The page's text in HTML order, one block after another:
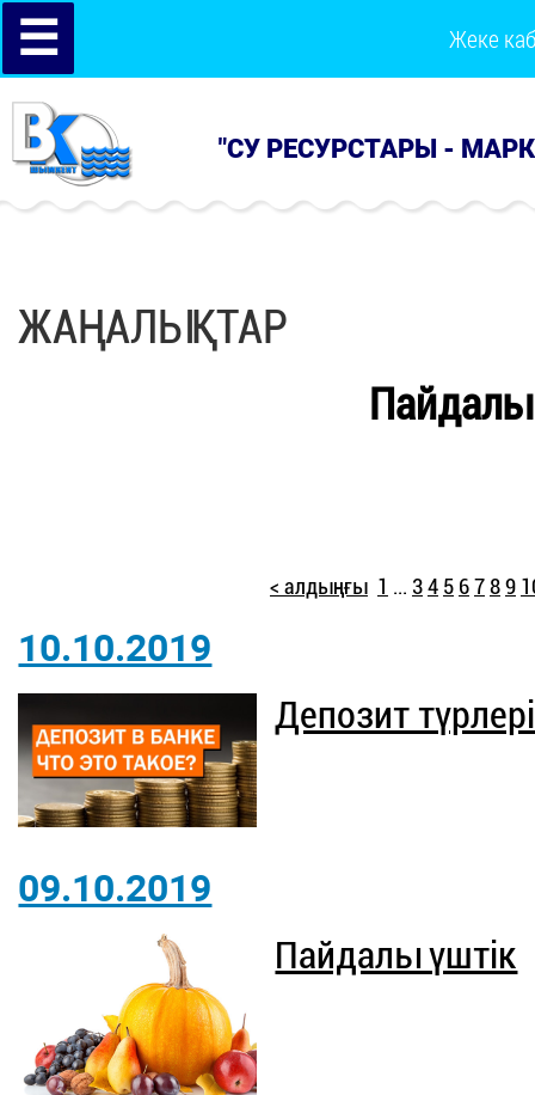
☰ Жеке
"СУ РЕСУРСТАРЫ -
ЖАҢАЛЫҚТАР
Пайдалы
< алдыңғы 1 ... 34 5 6789
10.10.2019
Депозит түрлері
09.10.2019
Пайдалы үштік